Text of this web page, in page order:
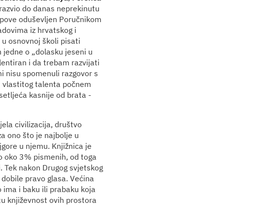
do danas neprekinutu
oduševljen Poručnikom
iz hrvatskog i
osnovnoj školi pisati
o „dolasku jeseni u
i da trebam razvijati
nisu spomenuli razgovor s
vlastitog talenta počnem
kasnije od brata -
civilizacija, društvo
ono što je najbolje u
u njemu. Knjižnica je
3% pismenih, od toga
nakon Drugog svjetskog
pravo glasa. Većina
i baku ili prabaku koja
književnost ovih prostora